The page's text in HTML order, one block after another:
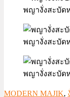
พญางั่งสะบัด
พญางั่งสะบัด
พญางั่งสะบัด
MODERN MAJIK,